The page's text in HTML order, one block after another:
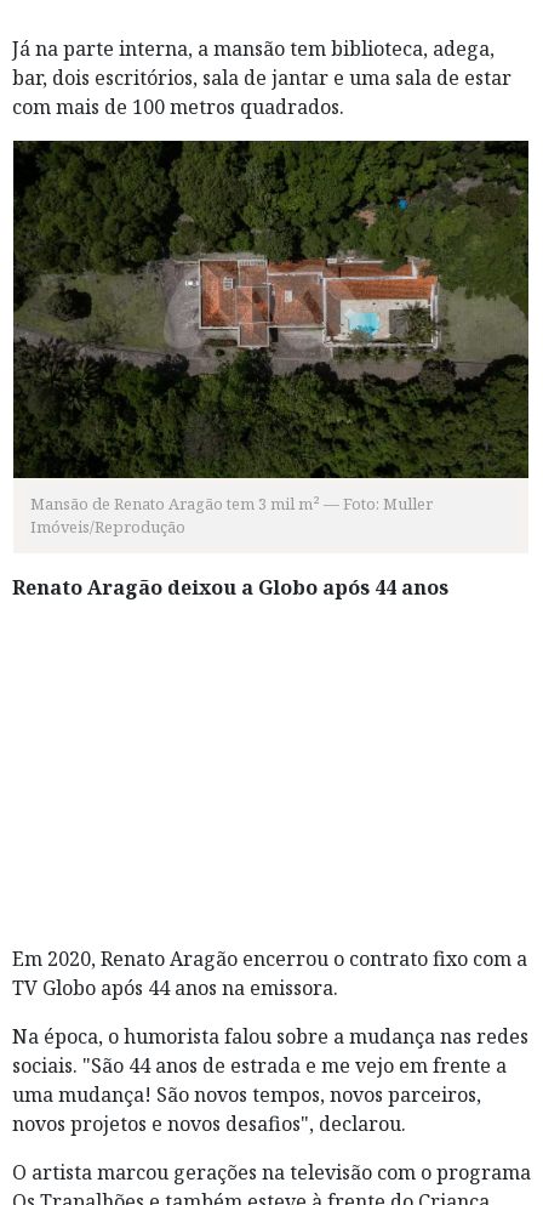
Já na parte interna, a mansão tem biblioteca, adega,
bar, dois escritórios, sala de jantar e uma sala de estar
com mais de 100 metros quadrados.
Mansão de Renato Aragão tem 3 mil m² — Foto: Muller
Imóveis/Reprodução
Renato Aragão deixou a Globo após 44 anos
Em 2020, Renato Aragão encerrou o contrato fixo com a
TV Globo após 44 anos na emissora.
Na época, o humorista falou sobre a mudança nas redes
sociais. "São 44 anos de estrada e me vejo em frente a
uma mudança! São novos tempos, novos parceiros,
novos projetos e novos desafios", declarou.
O artista marcou gerações na televisão com o programa